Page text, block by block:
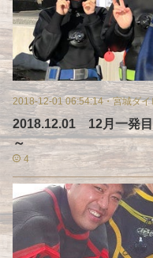
2018-12-01 06:54:14・宮城ダイ
2018.12.01 12月一発目
～
4